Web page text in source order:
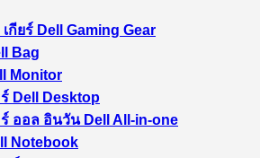
กียร์ Dell Gaming Gear
Bag
Monitor
Dell Desktop
ออล อินวัน Dell All-in-one
Notebook